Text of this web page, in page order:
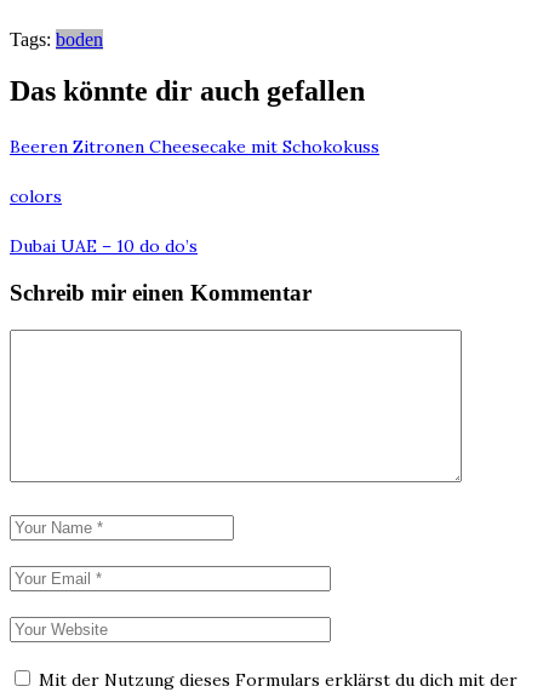
Tags: boden
Das könnte dir auch gefallen
Beeren Zitronen Cheesecake mit Schokokuss
colors
Dubai UAE – 10 do do’s
Schreib mir einen Kommentar
Mit der Nutzung dieses Formulars erklärst du dich mit der